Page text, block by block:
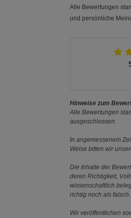
Alle Bewertungen
und persönliche
Hinweise zum
Alle Bewertungen
ausgeschlossen.
In angemessenem
Weise bitten wir
Die Inhalte der
deren Richtigkeit,
wissenschaftlich
richtig noch als falsch.
Wir veröffentlichen